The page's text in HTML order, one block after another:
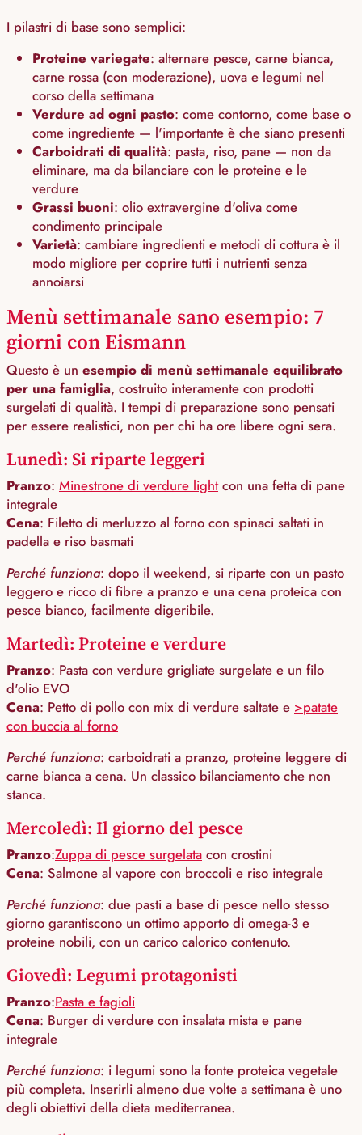
I pilastri di base sono semplici:
Proteine variegate: alternare pesce, carne bianca,
carne rossa (con moderazione), uova e legumi nel
corso della settimana
Verdure ad ogni pasto: come contorno, come base o
come ingrediente — l'importante è che siano presenti
Carboidrati di qualità: pasta, riso, pane — non da
eliminare, ma da bilanciare con le proteine e le
verdure
Grassi buoni: olio extravergine d'oliva come
condimento principale
Varietà: cambiare ingredienti e metodi di cottura è il
modo migliore per coprire tutti i nutrienti senza
annoiarsi
Menù settimanale sano esempio: 7
giorni con Eismann
Questo è un esempio di menù settimanale equilibrato
per una famiglia, costruito interamente con prodotti
surgelati di qualità. I tempi di preparazione sono pensati
per essere realistici, non per chi ha ore libere ogni sera.
Lunedì: Si riparte leggeri
Pranzo: Minestrone di verdure lightcon una fetta di pane
integrale
Cena: Filetto di merluzzo al forno con spinaci saltati in
padella e riso basmati
Perché funziona: dopo il weekend, si riparte con un pasto
leggero e ricco di fibre a pranzo e una cena proteica con
pesce bianco, facilmente digeribile.
Martedì: Proteine e verdure
Pranzo: Pasta con verdure grigliate surgelate e un filo
d'olio EVO
Cena: Petto di pollo con mix di verdure saltate e >patate
con buccia al forno
Perché funziona: carboidrati a pranzo, proteine leggere di
carne bianca a cena. Un classico bilanciamento che non
stanca.
Mercoledì: Il giorno del pesce
Pranzo:Zuppa di pesce surgelata con crostini
Cena: Salmone al vapore con broccoli e riso integrale
Perché funziona: due pasti a base di pesce nello stesso
giorno garantiscono un ottimo apporto di omega-3 e
proteine nobili, con un carico calorico contenuto.
Giovedì: Legumi protagonisti
Pranzo:Pasta e fagioli
Cena: Burger di verdure con insalata mista e pane
integrale
Perché funziona: i legumi sono la fonte proteica vegetale
più completa. Inserirli almeno due volte a settimana è uno
degli obiettivi della dieta mediterranea.